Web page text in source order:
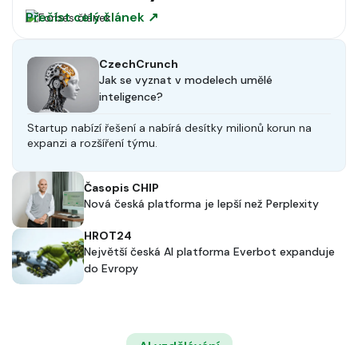
Přečíst celý článek ↗
CzechCrunch
Jak se vyznat v modelech umělé
inteligence?
Startup nabízí řešení a nabírá desítky milionů korun na
expanzi a rozšíření týmu.
Časopis CHIP
Nová česká platforma je lepší než Perplexity
HROT24
Největší česká AI platforma Everbot expanduje
do Evropy